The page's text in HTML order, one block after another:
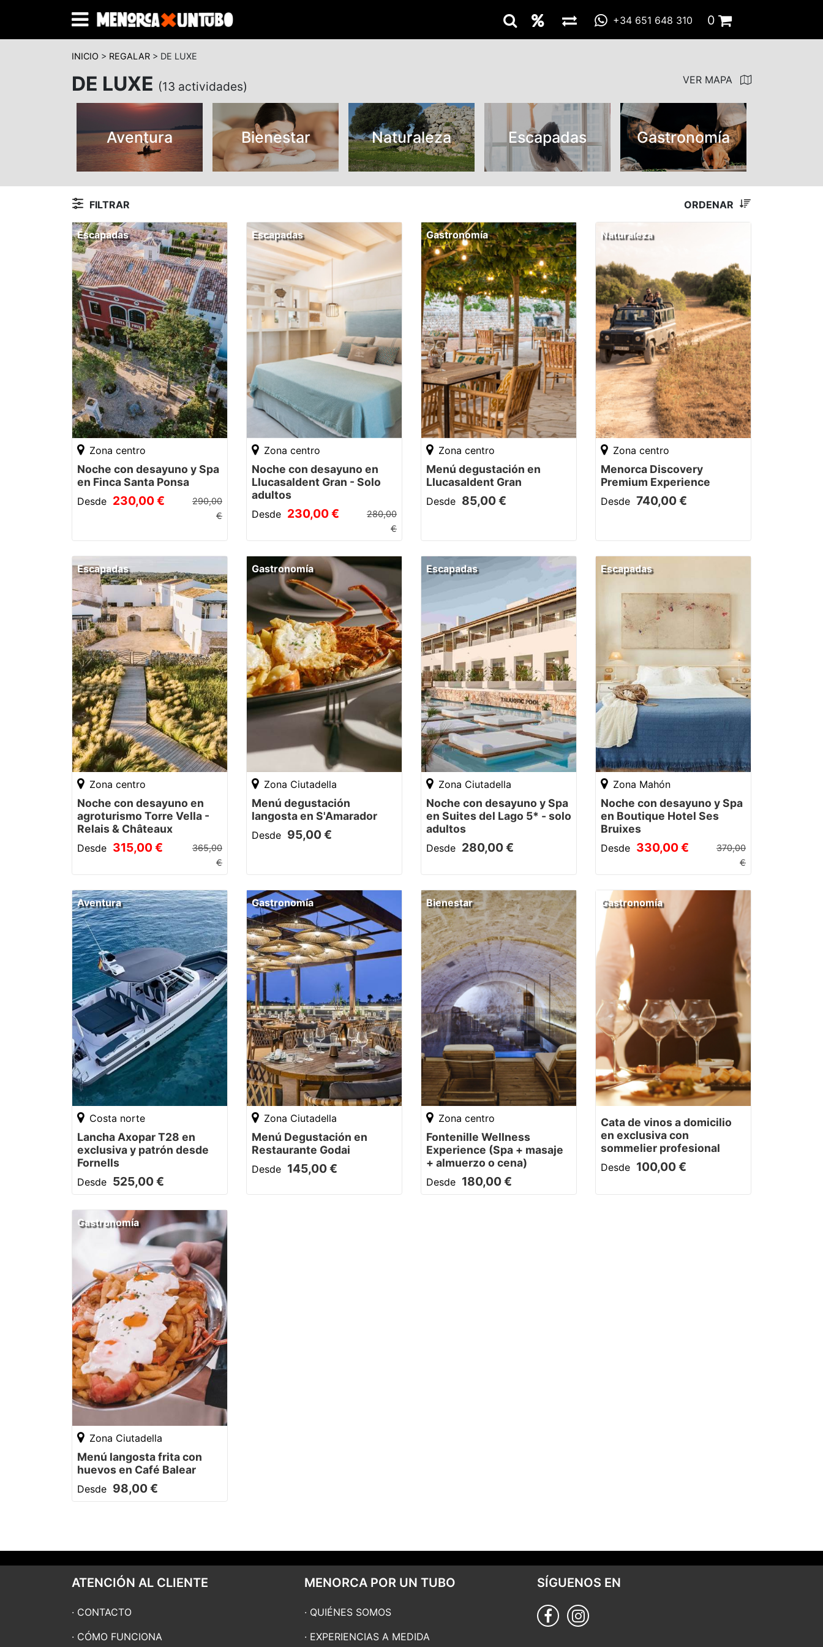
+34 651 648 310 0
Total: 0,00 €
INICIO > REGALAR > DE LUXE
DE LUXE (13 actividades) VER MAPA
Aventura Bienestar Naturaleza Escapadas Gastronomía
FILTRAR ORDENAR
Escapadas
Zona centro
Noche con desayuno y Spa
en Finca Santa Ponsa
Desde 230,00 €
290,00
€
Escapadas
Zona centro
Noche con desayuno en
Llucasaldent Gran - Solo
adultos
Desde 230,00 €
280,00
€
Gastronomía
Zona centro
Menú degustación en
Llucasaldent Gran
Desde 85,00 €
Naturaleza
Zona centro
Menorca Discovery
Premium Experience
Desde 740,00 €
Escapadas
Zona centro
Noche con desayuno en
agroturismo Torre Vella -
Relais & Châteaux
Desde 315,00 €
365,00
€
Gastronomía
Zona Ciutadella
Menú degustación
langosta en S'Amarador
Desde 95,00 €
Escapadas
Zona Ciutadella
Noche con desayuno y Spa
en Suites del Lago 5* - solo
adultos
Desde 280,00 €
Escapadas
Zona Mahón
Noche con desayuno y Spa
en Boutique Hotel Ses
Bruixes
Desde 330,00 €
370,00
€
Aventura
Costa norte
Lancha Axopar T28 en
exclusiva y patrón desde
Fornells
Desde 525,00 €
Gastronomía
Zona Ciutadella
Menú Degustación en
Restaurante Godai
Desde 145,00 €
Bienestar
Zona centro
Fontenille Wellness
Experience (Spa + masaje
+ almuerzo o cena)
Desde 180,00 €
Gastronomía
Cata de vinos a domicilio
en exclusiva con
sommelier profesional
Desde 100,00 €
Gastronomía
Zona Ciutadella
Menú langosta frita con
huevos en Café Balear
Desde 98,00 €
ATENCIÓN AL CLIENTE
CONTACTO
CÓMO FUNCIONA
MENORCA POR UN TUBO
QUIÉNES SOMOS
EXPERIENCIAS A MEDIDA
SÍGUENOS EN